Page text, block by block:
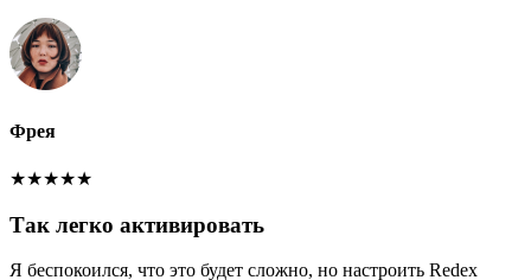
Фрея
★★★★★
Так легко активировать
Я беспокоился, что это будет сложно, но настроить Redex